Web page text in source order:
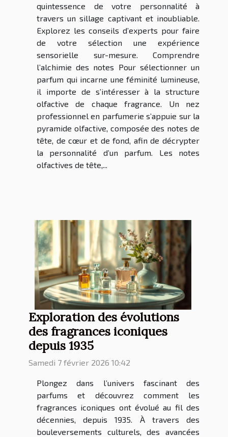
quintessence de votre personnalité à
travers un sillage captivant et inoubliable.
Explorez les conseils d’experts pour faire
de votre sélection une expérience
sensorielle sur-mesure. Comprendre
l’alchimie des notes Pour sélectionner un
parfum qui incarne une féminité lumineuse,
il importe de s’intéresser à la structure
olfactive de chaque fragrance. Un nez
professionnel en parfumerie s’appuie sur la
pyramide olfactive, composée des notes de
tête, de cœur et de fond, afin de décrypter
la personnalité d’un parfum. Les notes
olfactives de tête,...
Exploration des évolutions
des fragrances iconiques
depuis 1935
Samedi 7 février 2026 10:42
Plongez dans l’univers fascinant des
parfums et découvrez comment les
fragrances iconiques ont évolué au fil des
décennies, depuis 1935. À travers des
bouleversements culturels, des avancées